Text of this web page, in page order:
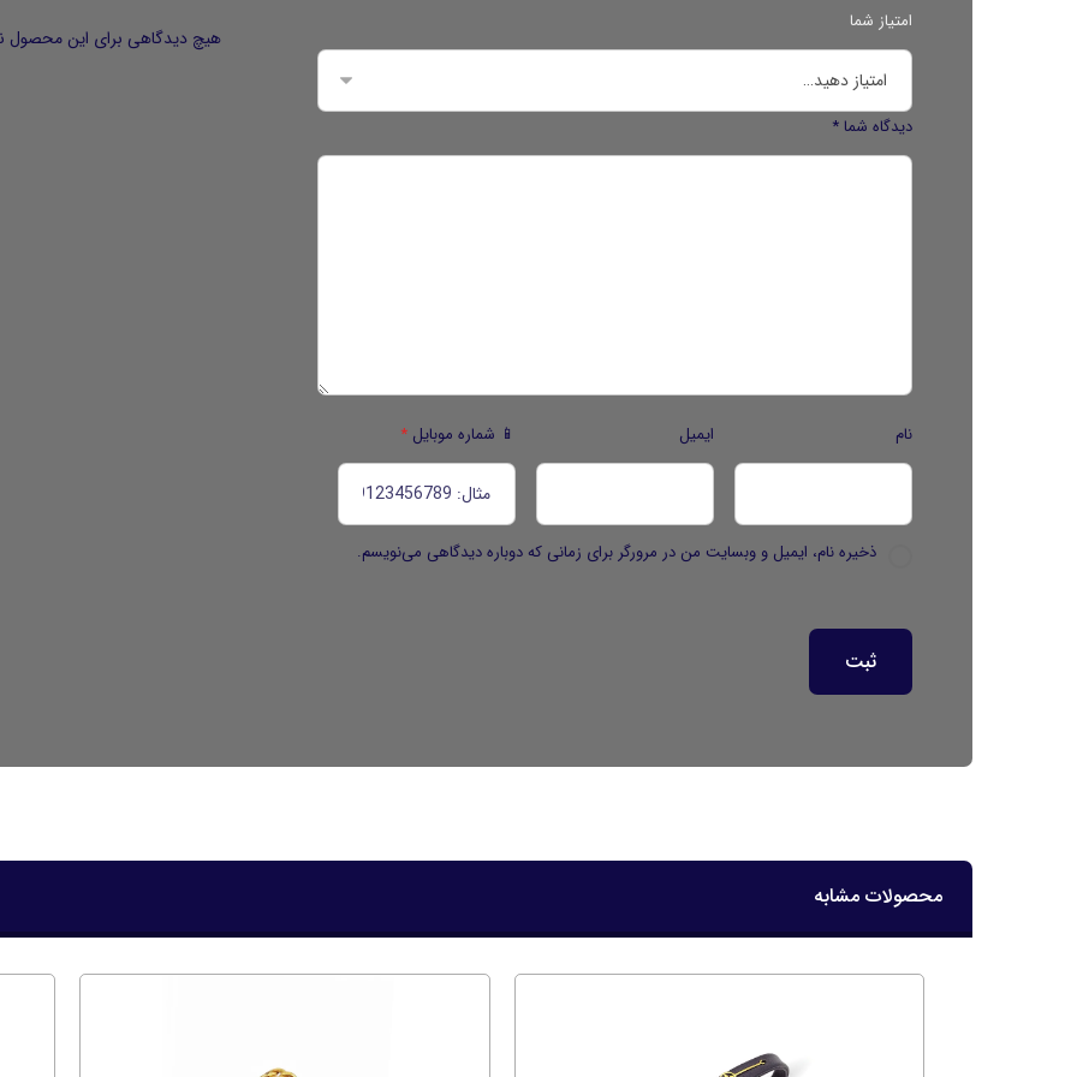
هیچ دیدگاهی برای این
امتیاز شما
دیدگاه شما *
نام ایمیل 📱 شماره موبایل *
ذخیره نام، ایمیل و وبسایت من در مرورگر برای زمانی که دوباره دیدگاهی می‌نویسم.
محصولات مشابه